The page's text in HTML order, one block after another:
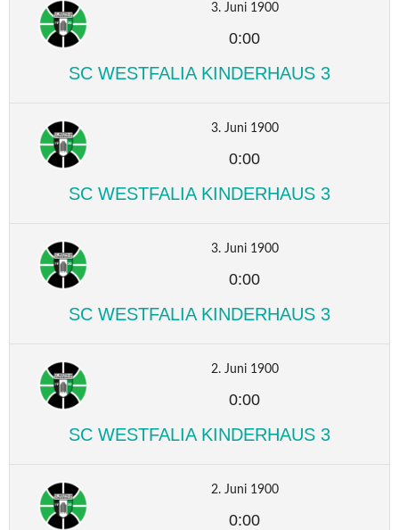
3. Juni 1900
0:00
SC WESTFALIA KINDERHAUS 3
3. Juni 1900
0:00
SC WESTFALIA KINDERHAUS 3
3. Juni 1900
0:00
SC WESTFALIA KINDERHAUS 3
2. Juni 1900
0:00
SC WESTFALIA KINDERHAUS 3
2. Juni 1900
0:00